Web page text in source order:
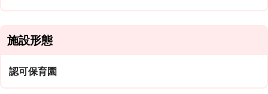
施設形態
認可保育園